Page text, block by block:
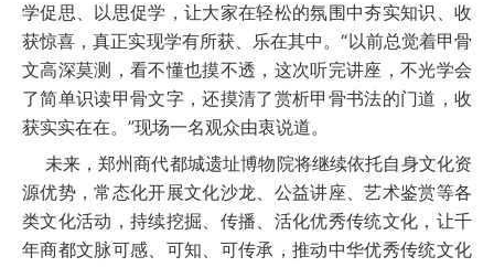
学促思、以思促学，让大家在轻松的氛围中夯实知识、收
获惊喜，真正实现学有所获、乐在其中。“以前总觉着甲骨
文高深莫测，看不懂也摸不透，这次听完讲座，不光学会
了简单识读甲骨文字，还摸清了赏析甲骨书法的门道，收
获实实在在。”现场一名观众由衷说道。
未来，郑州商代都城遗址博物院将继续依托自身文化资
源优势，常态化开展文化沙龙、公益讲座、艺术鉴赏等各
类文化活动，持续挖掘、传播、活化优秀传统文化，让千
年商都文脉可感、可知、可传承，推动中华优秀传统文化